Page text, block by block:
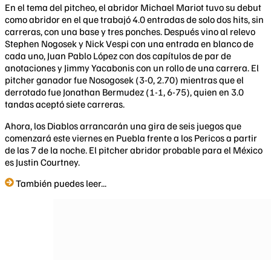
En el tema del pitcheo, el abridor Michael Mariot tuvo su debut
como abridor en el que trabajó 4.0 entradas de solo dos hits, sin
carreras, con una base y tres ponches. Después vino al relevo
Stephen Nogosek y Nick Vespi con una entrada en blanco de
cada uno, Juan Pablo López con dos capítulos de par de
anotaciones y Jimmy Yacabonis con un rollo de una carrera. El
pitcher ganador fue Nosogosek (3-0, 2.70) mientras que el
derrotado fue Jonathan Bermudez (1-1, 6-75), quien en 3.0
tandas aceptó siete carreras.
Ahora, los Diablos arrancarán una gira de seis juegos que
comenzará este viernes en Puebla frente a los Pericos a partir
de las 7 de la noche. El pitcher abridor probable para el México
es Justin Courtney.
También puedes leer...